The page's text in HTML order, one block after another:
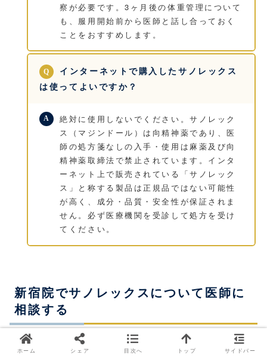
察が必要です。3ヶ月後の体重管理について
も、服用開始前から医師と話し合っておく
ことをおすすめします。
インターネットで購入したサノレックス
は使ってよいですか？
絶対に使用しないでください。サノレック
ス（マジンドール）は向精神薬であり、医
師の処方箋なしの入手・使用は麻薬及び向
精神薬取締法で禁止されています。インタ
ーネット上で販売されている「サノレック
ス」と称する製品は正規品ではない可能性
が高く、成分・品質・安全性が保証されま
せん。必ず医療機関を受診して処方を受け
てください。
新宿院でサノレックスについて医師に
相談する
サノレックス（マジンドール）は、適切な条件のもとで
ホーム シェア 目次へ トップ サイドバー